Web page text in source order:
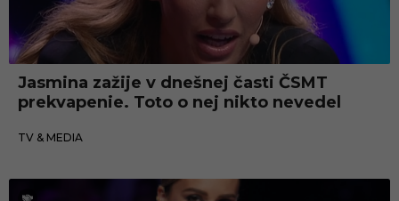
Jasmina zažije v dnešnej časti ČSMT
prekvapenie. Toto o nej nikto nevedel
TV & MEDIA